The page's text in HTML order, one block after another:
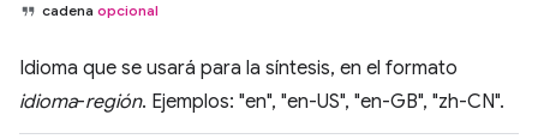
cadena opcional
Idioma que se usará para la síntesis, en el formato
idioma-región. Ejemplos: "en", "en-US", "en-GB", "zh-CN".